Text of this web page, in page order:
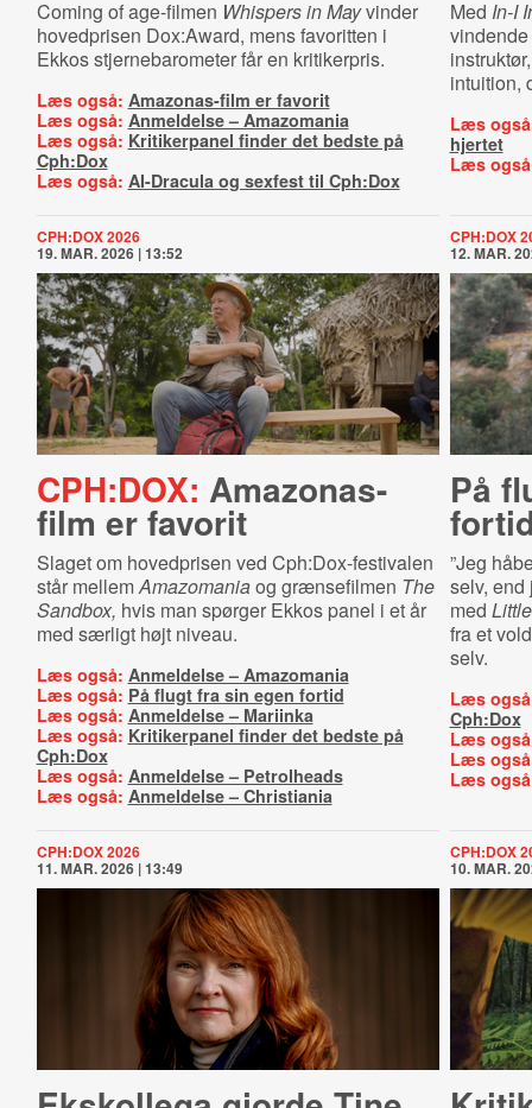
Coming of age-filmen Whispers in Mayvinder
hovedprisen Dox:Award, mens favoritten i
Ekkos stjernebarometer får en kritikerpris.
Læs også: Amazonas-film er favorit
Læs også: Anmeldelse – Amazomania
Læs også: Kritikerpanel finder det bedste på
Cph:Dox
Læs også: AI-Dracula og sexfest til Cph:Dox
Med In-I
intuition,
Læs
hjertet
Læs
CPH:DOX 2026
19. MAR. 2026 | 13:52
CPH:DOX: Amazonas-
film er favorit
Slaget om hovedprisen ved Cph:Dox-festivalen
står mellemAmazomaniaog grænsefilmen The
Sandbox, hvis man spørger Ekkos panel i et år
med særligt højt niveau.
Læs også: Anmeldelse – Amazomania
Læs også: På flugt fra sin egen fortid
Læs også: Anmeldelse – Mariinka
Læs også: Kritikerpanel finder det bedste på
Cph:Dox
Læs også: Anmeldelse – Petrolheads
Læs også: Anmeldelse – Christiania
CPH:DOX
12. MAR.
På
”Jeg
selv, end
med
fra et
selv.
Læs
Cph:Dox
Læs
Læs
Læs
CPH:DOX 2026
11. MAR. 2026 | 13:49
CPH:DOX
10. MAR.